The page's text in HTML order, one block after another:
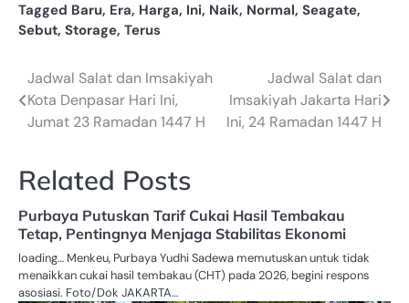
Tagged Baru, Era, Harga, Ini, Naik, Normal, Seagate,
Sebut, Storage, Terus
Navigasi
pos
Jadwal Salat dan Imsakiyah
Kota Denpasar Hari Ini,
Jumat 23 Ramadan 1447 H
Jadwal Salat dan
Imsakiyah Jakarta Hari
Ini, 24 Ramadan 1447 H
Related Posts
Purbaya Putuskan Tarif Cukai Hasil Tembakau
Tetap, Pentingnya Menjaga Stabilitas Ekonomi
loading… Menkeu, Purbaya Yudhi Sadewa memutuskan untuk tidak
menaikkan cukai hasil tembakau (CHT) pada 2026, begini respons
asosiasi. Foto/Dok JAKARTA…